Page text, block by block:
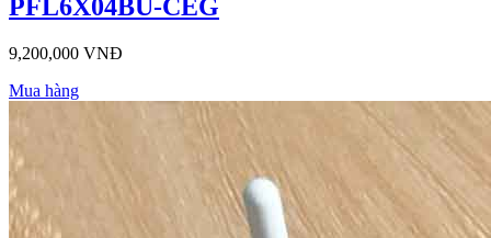
PFL6X04BU-CEG
9,200,000 VNĐ
Mua hàng